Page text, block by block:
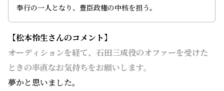
奉行の一人となり、豊臣政権の中核を担う。
【松本怜生さんのコメント】
――オーディションを経て、石田三成役のオファーを受けた
ときの率直なお気持ちをお願いします。
夢かと思いました。